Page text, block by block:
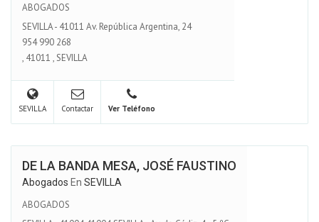
ABOGADOS
SEVILLA - 41011 Av. República Argentina, 24
954 990 268
, 41011 ,SEVILLA
SEVILLA Contactar Ver Teléfono
DE LA BANDA MESA, JOSÉ FAUSTINO
Abogados En SEVILLA
ABOGADOS